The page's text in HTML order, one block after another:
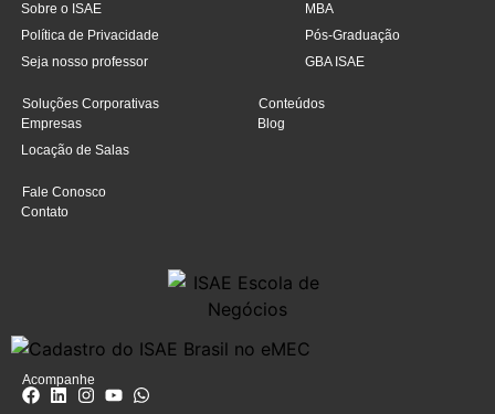
Sobre o ISAE
Política de Privacidade
Seja nosso professor
MBA
Pós-Graduação
GBA ISAE
Soluções Corporativas
Empresas
Locação de Salas
Conteúdos
Blog
Fale Conosco
Contato
Acompanhe